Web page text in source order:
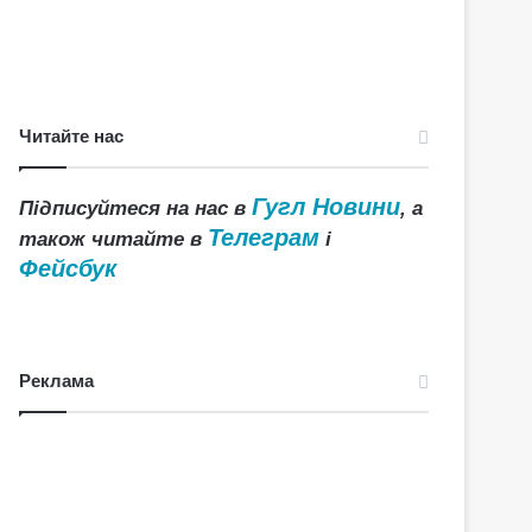
Читайте нас
Підписуйтеся на нас вГугл Новини, а
також читайте в Телеграм і
Фейсбук
Реклама